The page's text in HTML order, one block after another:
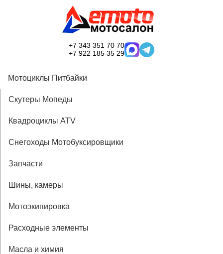
+7 343 351 70 70
+7 922 185 35 29
Мотоциклы Питбайки
Скутеры Мопеды
Квадроциклы ATV
Снегоходы Мотобуксировщики
Запчасти
Шины, камеры
Мотоэкипировка
Расходные элементы
Масла и химия